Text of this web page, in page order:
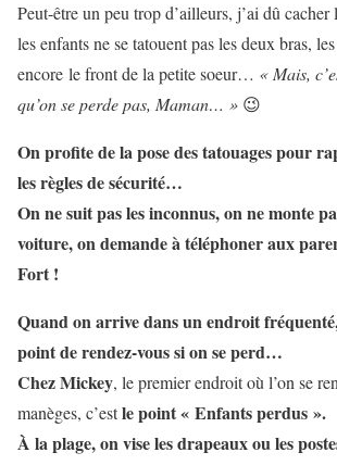
Peut-être un peu trop d’ailleurs, j’ai dû
les enfants ne se tatouent pas les deux bras,
encore le front de la petite soeur… « Mais,
qu’on se perde pas, Maman… » 😉
On profite de la pose des tatouages pour
les règles de sécurité…
On ne suit pas les inconnus, on ne monte
voiture, on demande à téléphoner aux
Fort !
Quand on arrive dans un endroit
point de rendez-vous si on se perd…
Chez Mickey, le premier endroit où l’on se
manèges, c’estle point « Enfants perdus ».
À la plage, on vise les drapeaux ou les